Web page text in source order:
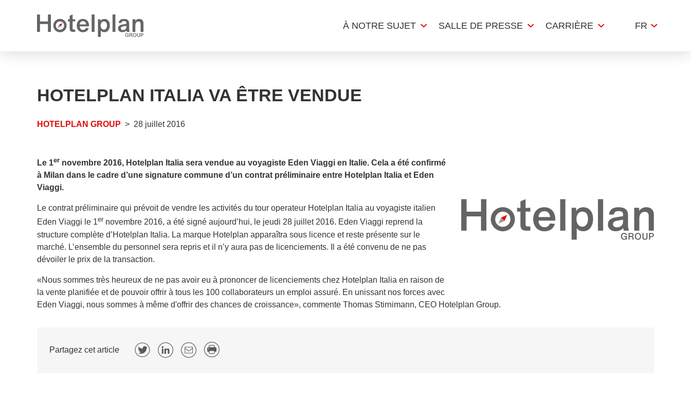
À NOTRE SUJET SALLE DE PRESSE
Rapports annuels
CARRIÈRE
Perspectives de carrière
Postes vacants
FR
HOTELPLAN ITALIA VA ÊTRE VENDUE
HOTELPLAN GROUP 28 juillet 2016
Le 1er novembre 2016, Hotelplan Italia sera vendue au voyagiste Eden Viaggi en Italie. Cela a été confirmé
à Milan dans le cadre d’une signature commune d’un contrat préliminaire entre Hotelplan Italia et Eden
Viaggi.
Le contrat préliminaire qui prévoit de vendre les activités du tour operateur Hotelplan Italia au voyagiste italien
Eden Viaggi le 1er novembre 2016, a été signé aujourd’hui, le jeudi 28 juillet 2016. Eden Viaggi reprend la
structure complète d’Hotelplan Italia. La marque Hotelplan apparaîtra sous licence et reste présente sur le
marché. L’ensemble du personnel sera repris et il n’y aura pas de licenciements. Il a été convenu de ne pas
dévoiler le prix de la transaction.
«Nous sommes très heureux de ne pas avoir eu à prononcer de licenciements chez Hotelplan Italia en raison de
la vente planifiée et de pouvoir offrir à tous les 100 collaborateurs un emploi assuré. En unissant nos forces avec
Eden Viaggi, nous sommes à même d'offrir des chances de croissance», commente Thomas Stirnimann, CEO Hotelplan Group.
Partagez cet article